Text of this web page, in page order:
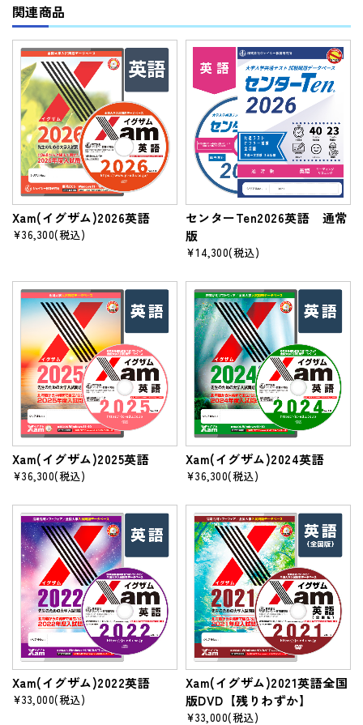
関連商品
Xam(イグザム)2026英語
¥36,300(税込)
センターTen2026英語 通常
版
¥14,300(税込)
Xam(イグザム)2025英語
¥36,300(税込)
Xam(イグザム)2024英語
¥36,300(税込)
Xam(イグザム)2022英語
¥33,000(税込)
Xam(イグザム)2021英語全国
版DVD【残りわずか】
¥33,000(税込)